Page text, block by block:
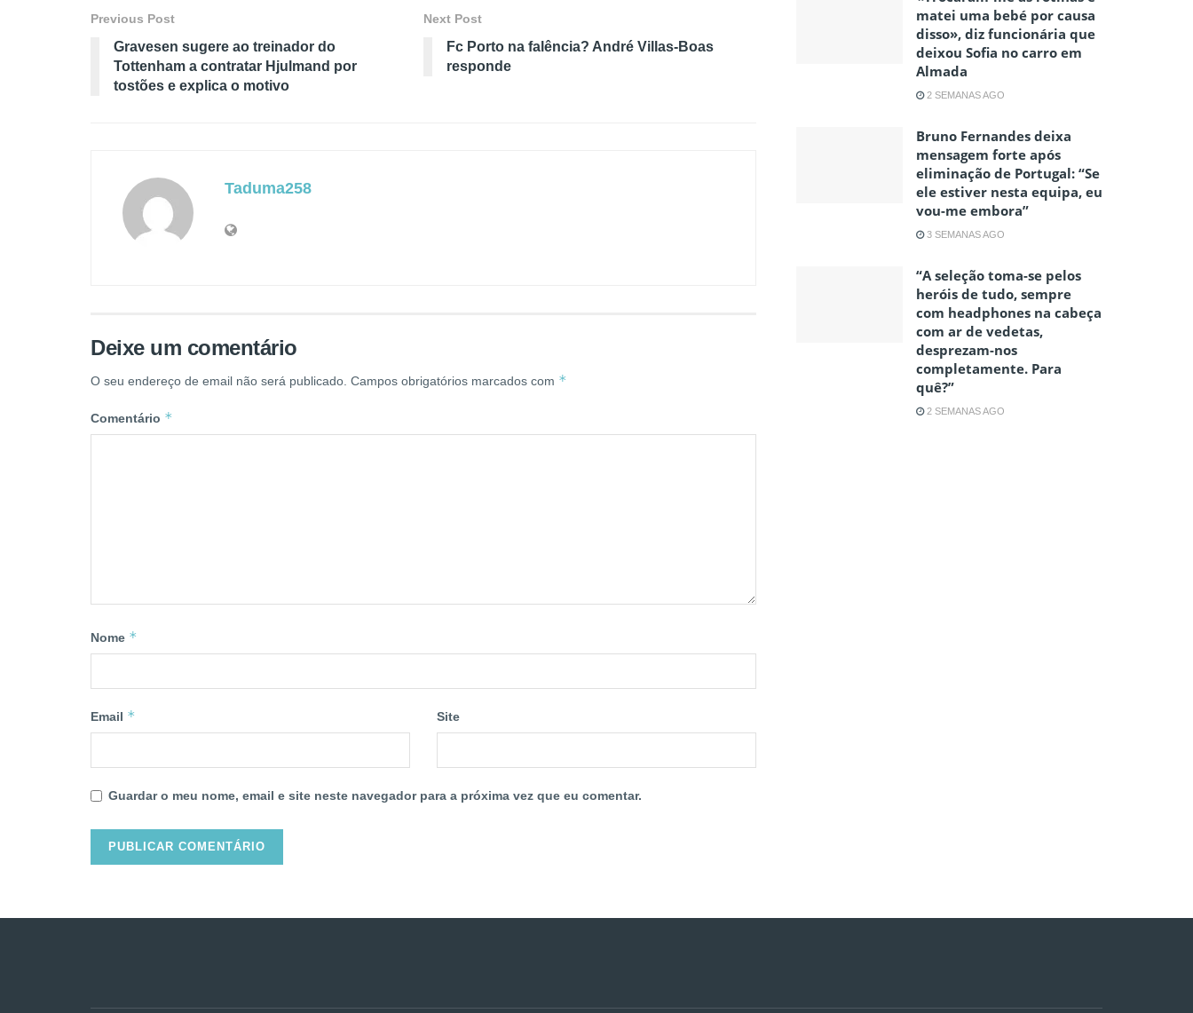
Previous Post
Gravesen sugere ao treinador do
Tottenham a contratar Hjulmand por
tostões e explica o motivo
Next Post
Fc Porto na falência? André Villas-Boas
responde
Taduma258
Deixe um comentário
O seu endereço de email não será publicado. Campos obrigatórios marcados com *
Comentário *
Nome *
Email * Site
Guardar o meu nome, email e site neste navegador para a próxima vez que eu comentar.
matei uma bebé por causa
disso», diz funcionária que
deixou Sofia no carro em
Almada
2 SEMANAS AGO
Bruno Fernandes deixa
mensagem forte após
eliminação de Portugal: “Se
ele estiver nesta equipa, eu
vou-me embora”
3 SEMANAS AGO
“A seleção toma-se pelos
heróis de tudo, sempre
com headphones na cabeça
com ar de vedetas,
desprezam-nos
completamente. Para
quê?”
2 SEMANAS AGO